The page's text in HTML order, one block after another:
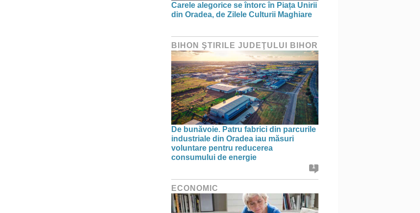
Carele alegorice se întorc în Piața Unirii
din Oradea, de Zilele Culturii Maghiare
BIHON ŞTIRILE JUDEŢULUI BIHOR
De bunăvoie. Patru fabrici din parcurile
industriale din Oradea iau măsuri
voluntare pentru reducerea
consumului de energie
1
ECONOMIC